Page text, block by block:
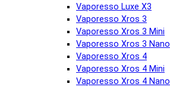
Vaporesso Luxe X3
Vaporesso Xros 3
Vaporesso Xros 3 Mini
Vaporesso Xros 3 Nano
Vaporesso Xros 4
Vaporesso Xros 4 Mini
Vaporesso Xros 4 Nano